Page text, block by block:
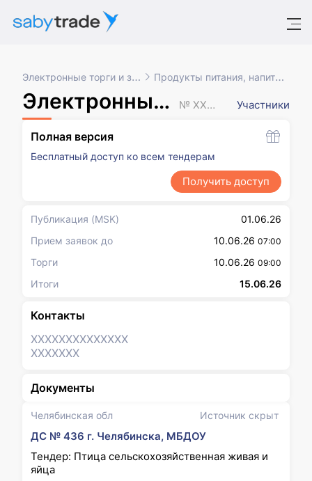
Электронные торги и закупки Продукты питания, напитки, табак
Электронный аукцион № XXXXXXX Участники
Челябинская обл Источник скрыт
ДС № 436 г. Челябинска, МБДОУ
Тендер: Птица сельскохозяйственная живая и
яйца
Полная версия
Бесплатный доступ ко всем тендерам
Получить доступ
Публикация (MSK)
01.06.26
Прием заявок до
10.06.26 07:00
Торги 10.06.26 09:00
Итоги 15.06.26
Контакты
XXXXXXXXXXXXXX
XXXXXXX
Документы